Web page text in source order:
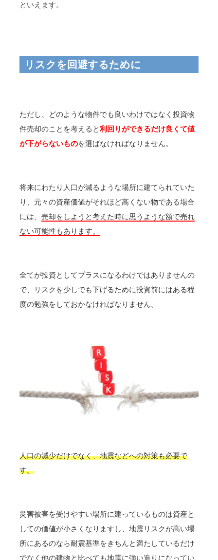
といえます。
リスクを回避するために
ただし、どのような物件でも良いわけではなく投資物
件売却のことを考えると利回りができるだけ良くて値
が下がらないものを選ばなければなりません。
将来にわたり人口が減るような場所に建てられていた
り、元々の資産価値がそれほど高くない物である場合
には、 売却をしようと考えた時に思うような額で売れ
ない可能性もあります。
全てが投資としてプラスになるわけではありませんの
で、リスクを少しでも下げるために投資前にはある程
度の勉強をしておかなければなりません。
人口の減少だけでなく、地震などへの対策も必要で
す。
災害被害を受けやすい場所に建っているものは資産と
しての価値が小さくなりますし、地震リスクが高い場
所にあるのなら耐震基準をきちんと満たしているだけ
でなく他の建物と比べても地震に強い造りになってい